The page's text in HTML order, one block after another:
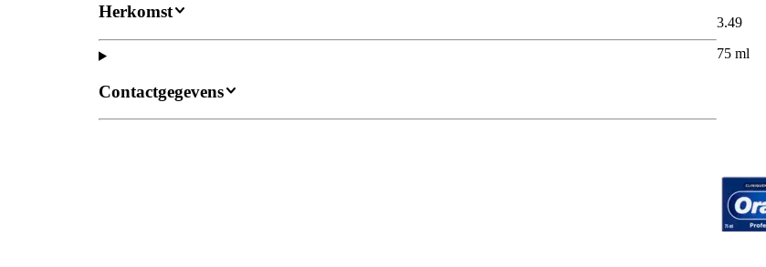
Herkomst
Contactgegevens
3.49
75 ml